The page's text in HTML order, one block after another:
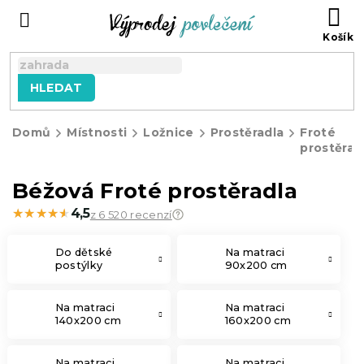
HLEDAT
Domů Místnosti Ložnice Prostěradla
Froté
Béžová Froté prostěradla
★★★★★
★★★★★ 4,5z 6 520 recenzí
Do dětské
postýlky
Na matraci
90x200 cm
Na matraci
140x200 cm
Na matraci
160x200 cm